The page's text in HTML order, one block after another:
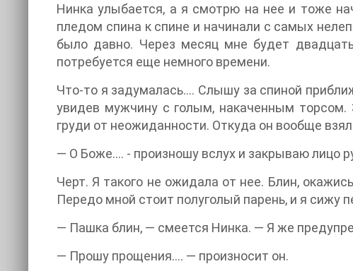
Нинка улыбается, а я смотрю на нее и тоже
пледом спина к спине и начинали с самых
было давно. Через месяц мне будет
потребуется еще немного времени.
Что-то я задумалась…. Слышу за спиной
увидев мужчину с голым, накаченным торсом.
груди от неожиданности. Откуда он вообще
— О Боже…. - произношу вслух и закрываю лицо
Черт. Я такого не ожидала от нее. Блин,
Передо мной стоит полуголый парень, и я сижу
— Пашка блин, — смеется Нинка. — Я же
— Прошу прощения…. — произносит он.